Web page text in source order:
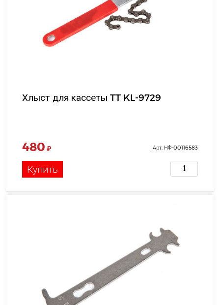
Хлыст для кассеты TT KL-9729
480 ₽ Арт. НФ-00116583
Купить